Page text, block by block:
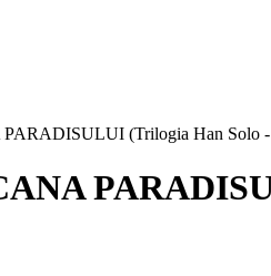
(Trilogia Han Solo -